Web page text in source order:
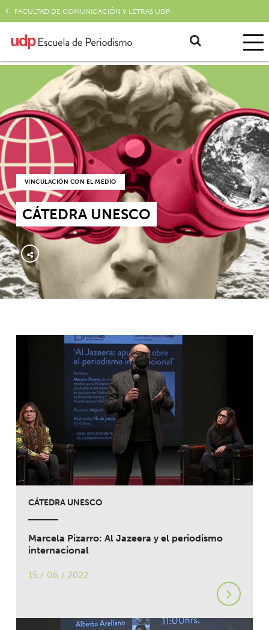
FACULTAD DE COMUNICACIÓN Y LETRAS UDP
VINCULACIÓN CON EL MEDIO
CÁTEDRA UNESCO
CÁTEDRA UNESCO
Marcela Pizarro: Al Jazeera y el periodismo
internacional
15 / 06 / 2022